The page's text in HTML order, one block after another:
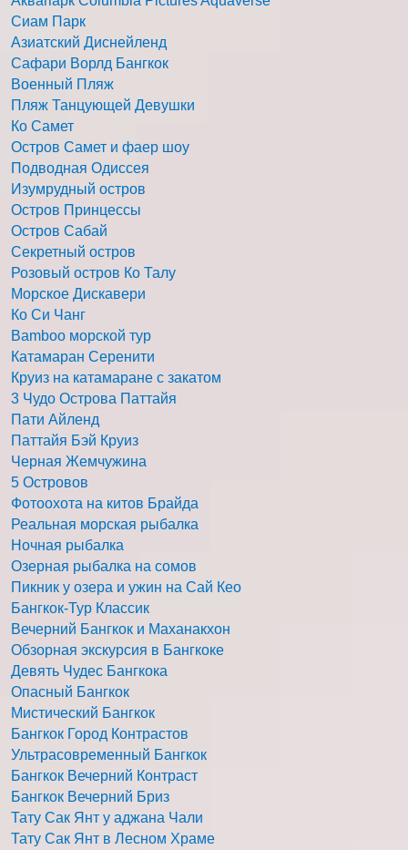
Сиам Парк
Азиатский Диснейленд
Сафари Ворлд Бангкок
Военный Пляж
Пляж Танцующей Девушки
Ко Самет
Остров Самет и фаер шоу
Подводная Одиссея
Изумрудный остров
Остров Принцессы
Остров Сабай
Секретный остров
Розовый остров Ко Талу
Морское Дискавери
Ко Си Чанг
Bamboo морской тур
Катамаран Серенити
Круиз на катамаране с закатом
3 Чудо Острова Паттайя
Пати Айленд
Паттайя Бэй Круиз
Черная Жемчужина
5 Островов
Фотоохота на китов Брайда
Реальная морская рыбалка
Ночная рыбалка
Озерная рыбалка на сомов
Пикник у озера и ужин на Сай Кео
Бангкок-Тур Классик
Вечерний Бангкок и Маханакхон
Обзорная экскурсия в Бангкоке
Девять Чудес Бангкока
Опасный Бангкок
Мистический Бангкок
Бангкок Город Контрастов
Ультрасовременный Бангкок
Бангкок Вечерний Контраст
Бангкок Вечерний Бриз
Тату Сак Янт у аджана Чали
Тату Сак Янт в Лесном Храме